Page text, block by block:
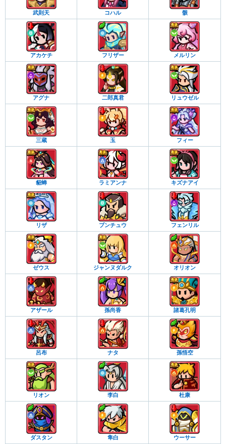
武則天 コハル 骸
アカケチ フリザー メルリン
アグナ 二郎真君 リュウゼル
三蔵 玉 フィー
貂蝉 ラミアンナ キズナアイ
リザ ブンチュウ フェンリル
ゼウス ジャンヌダルク オリオン
アザール 孫尚香 諸葛孔明
呂布 ナタ 孫悟空
リオン 李白 杜康
ダスタン 隼白 ウーサー